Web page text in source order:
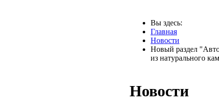
Вы здесь:
Главная
Новости
Новый раздел
из натурального
Новости